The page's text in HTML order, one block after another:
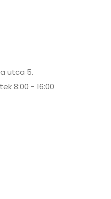
utca 5.
8:00 - 16:00